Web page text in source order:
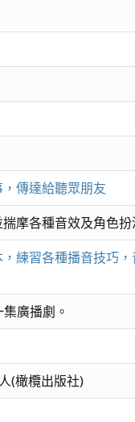
傳達給聽眾朋友
摩各種音效及角色
練習各種播音技巧
廣播劇。
(橄欖出版社)